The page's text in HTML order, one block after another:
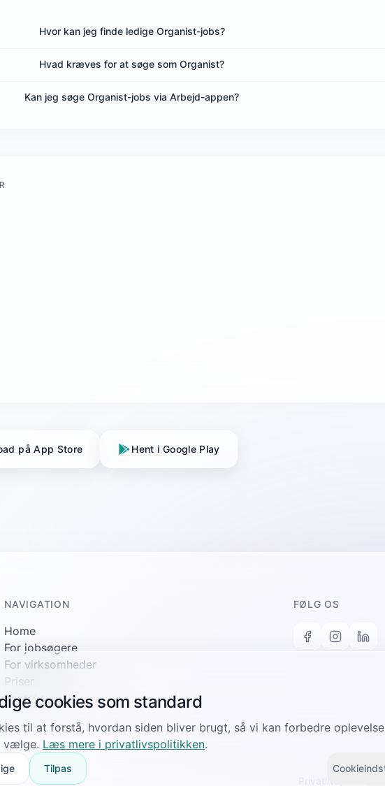
Hvor kan jeg finde ledige Organist-jobs?
Hvad kræves for at søge som Organist?
Kan jeg søge Organist-jobs via Arbejd-appen?
på App Store Hent i Google Play
NAVIGATION
Home
For jobsøgere
For virksomheder
Priser
Kontakt
FØLG OS
cookies som standard
til at forstå, hvordan siden bliver brugt, så vi kan forbedre
vælge. Læs mere i privatlivspolitikken.
Tilpas